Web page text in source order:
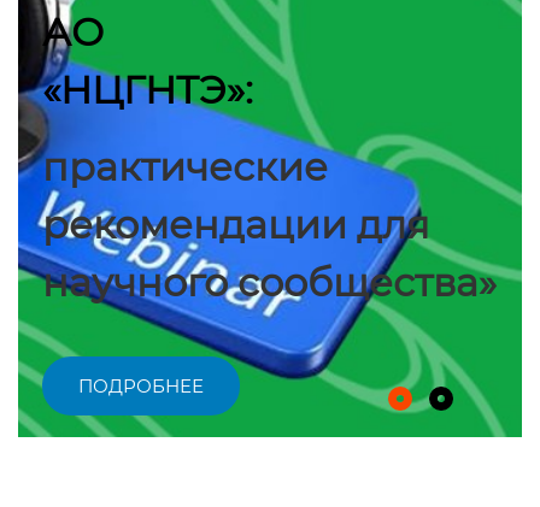
АО
«НЦГНТЭ»:
практические
рекомендации для
научного сообщества»
ПОДРОБНЕЕ